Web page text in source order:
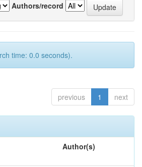
Authors/record
time: 0.0 seconds).
previous 1 next
Author(s)